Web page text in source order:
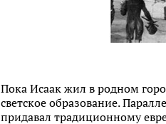
Пока Исаак жил в родном
светское образование.
придавал традиционному